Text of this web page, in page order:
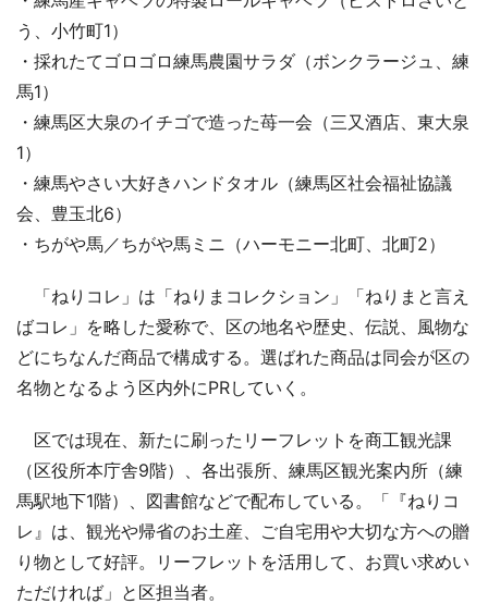
う、小竹町1）
・採れたてゴロゴロ練馬農園サラダ（ボンクラージュ、練
馬1）
・練馬区大泉のイチゴで造った苺一会（三又酒店、東大泉
1）
・練馬やさい大好きハンドタオル（練馬区社会福祉協議
会、豊玉北6）
・ちがや馬／ちがや馬ミニ（ハーモニー北町、北町2）
「ねりコレ」は「ねりまコレクション」「ねりまと言え
ばコレ」を略した愛称で、区の地名や歴史、伝説、風物な
どにちなんだ商品で構成する。選ばれた商品は同会が区の
名物となるよう区内外にPRしていく。
区では現在、新たに刷ったリーフレットを商工観光課
（区役所本庁舎9階）、各出張所、練馬区観光案内所（練
馬駅地下1階）、図書館などで配布している。「『ねりコ
レ』は、観光や帰省のお土産、ご自宅用や大切な方への贈
り物として好評。リーフレットを活用して、お買い求めい
ただければ」と区担当者。